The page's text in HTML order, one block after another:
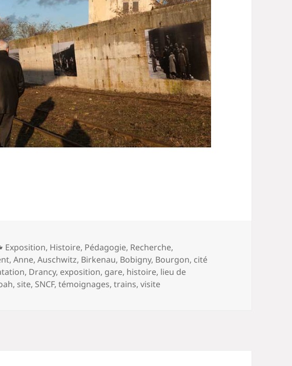
Catégories
Exposition, Histoire, Pédagogie, Recherche,
,Anne,Auschwitz, Birkenau, Bobigny, Bourgon, cité
, Drancy, exposition, gare, histoire, lieu de
, site, SNCF,témoignages,trains,visite